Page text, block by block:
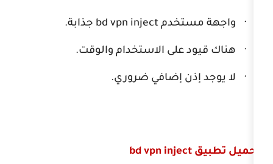
bd vpn injectجذابة.
على الاستخدام والوقت.
إضافي ضروري.
bd vpn inject